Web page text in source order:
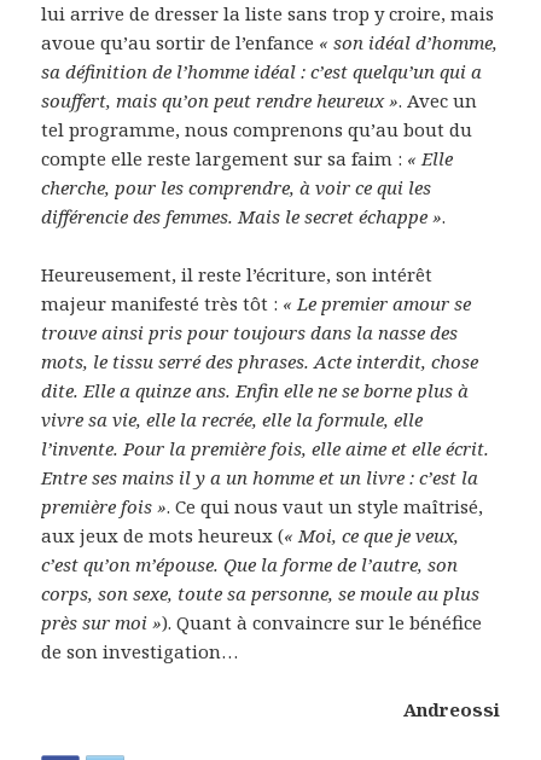
lui arrive de dresser la liste sans trop y croire, mais
avoue qu’au sortir de l’enfance « son idéal d’homme,
sa définition de l’homme idéal : c’est quelqu’un qui a
souffert, mais qu’on peut rendre heureux ». Avec un
tel programme, nous comprenons qu’au bout du
compte elle reste largement sur sa faim : « Elle
cherche, pour les comprendre, à voir ce qui les
différencie des femmes. Mais le secret échappe ».
Heureusement, il reste l’écriture, son intérêt
majeur manifesté très tôt : « Le premier amour se
trouve ainsi pris pour toujours dans la nasse des
mots, le tissu serré des phrases. Acte interdit, chose
dite. Elle a quinze ans. Enfin elle ne se borne plus à
vivre sa vie, elle la recrée, elle la formule, elle
l’invente. Pour la première fois, elle aime et elle écrit.
Entre ses mains il y a un homme et un livre : c’est la
première fois ». Ce qui nous vaut un style maîtrisé,
aux jeux de mots heureux (« Moi, ce que je veux,
c’est qu’on m’épouse. Que la forme de l’autre, son
corps, son sexe, toute sa personne, se moule au plus
près sur moi »). Quant à convaincre sur le bénéfice
de son investigation…
Andreossi